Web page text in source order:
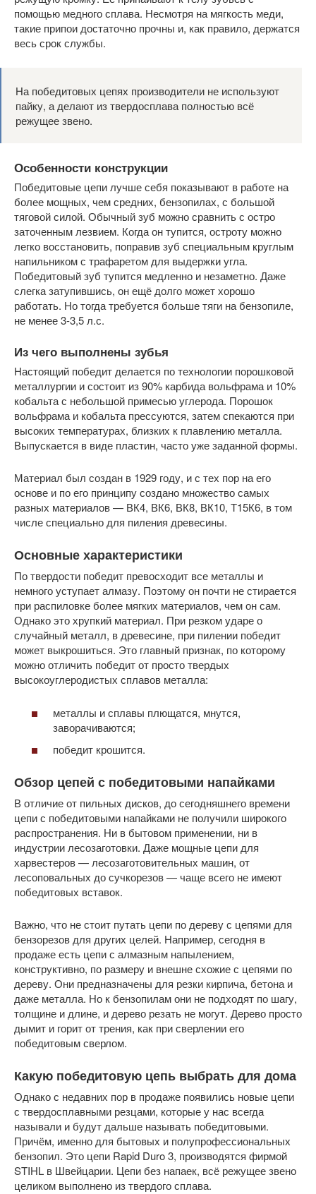
помощью медного сплава. Несмотря на мягкость меди,
такие припои достаточно прочны и, как правило, держатся
весь срок службы.
На победитовых цепях производители не используют
пайку, а делают из твердосплава полностью всё
режущее звено.
Особенности конструкции
Победитовые цепи лучше себя показывают в работе на
более мощных, чем средних, бензопилах, с большой
тяговой силой. Обычный зуб можно сравнить с остро
заточенным лезвием. Когда он тупится, остроту можно
легко восстановить, поправив зуб специальным круглым
напильником с трафаретом для выдержки угла.
Победитовый зуб тупится медленно и незаметно. Даже
слегка затупившись, он ещё долго может хорошо
работать. Но тогда требуется больше тяги на бензопиле,
не менее 3-3,5 л.с.
Из чего выполнены зубья
Настоящий победит делается по технологии порошковой
металлургии и состоит из 90% карбида вольфрама и 10%
кобальта с небольшой примесью углерода. Порошок
вольфрама и кобальта прессуются, затем спекаются при
высоких температурах, близких к плавлению металла.
Выпускается в виде пластин, часто уже заданной формы.
Материал был создан в 1929 году, и с тех пор на его
основе и по его принципу создано множество самых
разных материалов — ВК4, ВК6, ВК8, ВК10, Т15К6, в том
числе специально для пиления древесины.
Основные характеристики
По твердости победит превосходит все металлы и
немного уступает алмазу. Поэтому он почти не стирается
при распиловке более мягких материалов, чем он сам.
Однако это хрупкий материал. При резком ударе о
случайный металл, в древесине, при пилении победит
может выкрошиться. Это главный признак, по которому
можно отличить победит от просто твердых
высокоуглеродистых сплавов металла:
металлы и сплавы плющатся, мнутся,
заворачиваются;
победит крошится.
Обзор цепей с победитовыми напайками
В отличие от пильных дисков, до сегодняшнего времени
цепи с победитовыми напайками не получили широкого
распространения. Ни в бытовом применении, ни в
индустрии лесозаготовки. Даже мощные цепи для
харвестеров — лесозаготовительных машин, от
лесоповальных до сучкорезов — чаще всего не имеют
победитовых вставок.
Важно, что не стоит путать цепи по дереву с цепями для
бензорезов для других целей. Например, сегодня в
продаже есть цепи с алмазным напылением,
конструктивно, по размеру и внешне схожие с цепями по
дереву. Они предназначены для резки кирпича, бетона и
даже металла. Но к бензопилам они не подходят по шагу,
толщине и длине, и дерево резать не могут. Дерево просто
дымит и горит от трения, как при сверлении его
победитовым сверлом.
Какую победитовую цепь выбрать для дома
Однако с недавних пор в продаже появились новые цепи
с твердосплавными резцами, которые у нас всегда
называли и будут дальше называть победитовыми.
Причём, именно для бытовых и полупрофессиональных
бензопил. Это цепи Rapid Duro 3, производятся фирмой
STIHL в Швейцарии. Цепи без напаек, всё режущее звено
целиком выполнено из твердого сплава.